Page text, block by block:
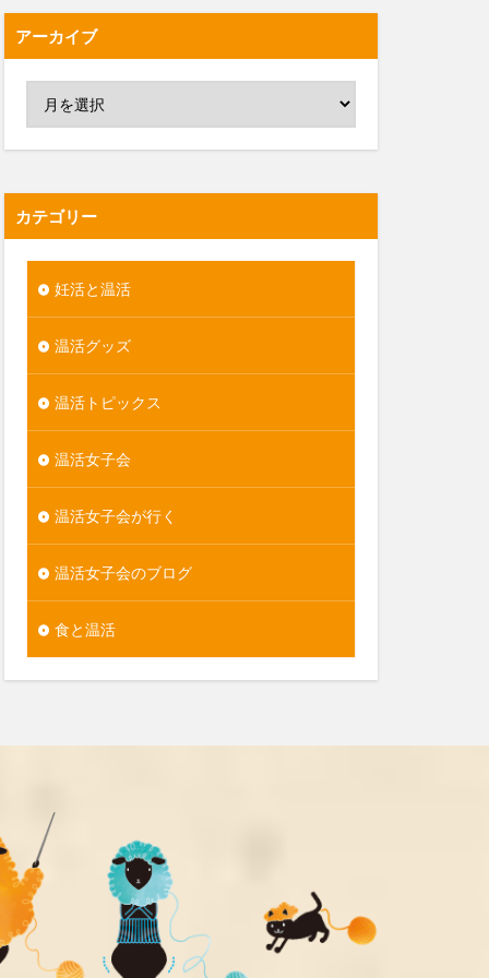
アーカイブ
カテゴリー
妊活と温活
温活グッズ
温活トピックス
温活女子会
温活女子会が行く
温活女子会のブログ
食と温活